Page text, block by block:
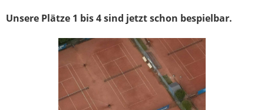
Unsere Plätze 1 bis 4 sind jetzt schon bespielbar.